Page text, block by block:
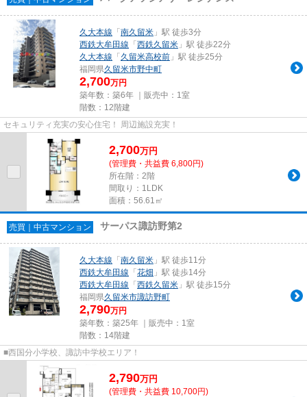
久大本線 「 南久留米 」駅 徒歩3分
西鉄大牟田線 「 西鉄久留米 」駅 徒歩22分
久大本線 「 久留米高校前 」駅 徒歩25分
福岡県久留米市野中町
2,700万円
築年数：築6年 ｜販売中： 1室
階数：12階建
セキュリティ充実の安心住宅！ 周辺施設充実！
2,700万円
(管理費・共益費 6,800円)
所在階：2階
間取り：1LDK
面積：56.61㎡
売買｜中古マンション サーパス諏訪野第2
久大本線 「 南久留米 」駅 徒歩11分
西鉄大牟田線 「 花畑 」駅 徒歩14分
西鉄大牟田線 「 西鉄久留米 」駅 徒歩15分
福岡県久留米市諏訪野町
2,790万円
築年数：築25年 ｜販売中： 1室
階数：14階建
■西国分小学校、諏訪中学校エリア！
2,790万円
(管理費・共益費 10,700円)